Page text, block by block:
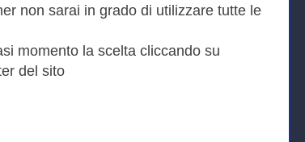
non sarai in grado di utilizzare tutte le
momento la scelta cliccando su
del sito
Bandi di Gara